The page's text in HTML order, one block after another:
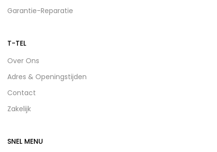
Garantie-Reparatie
T-TEL
Over Ons
Adres & Openingstijden
Contact
Zakelijk
SNEL MENU